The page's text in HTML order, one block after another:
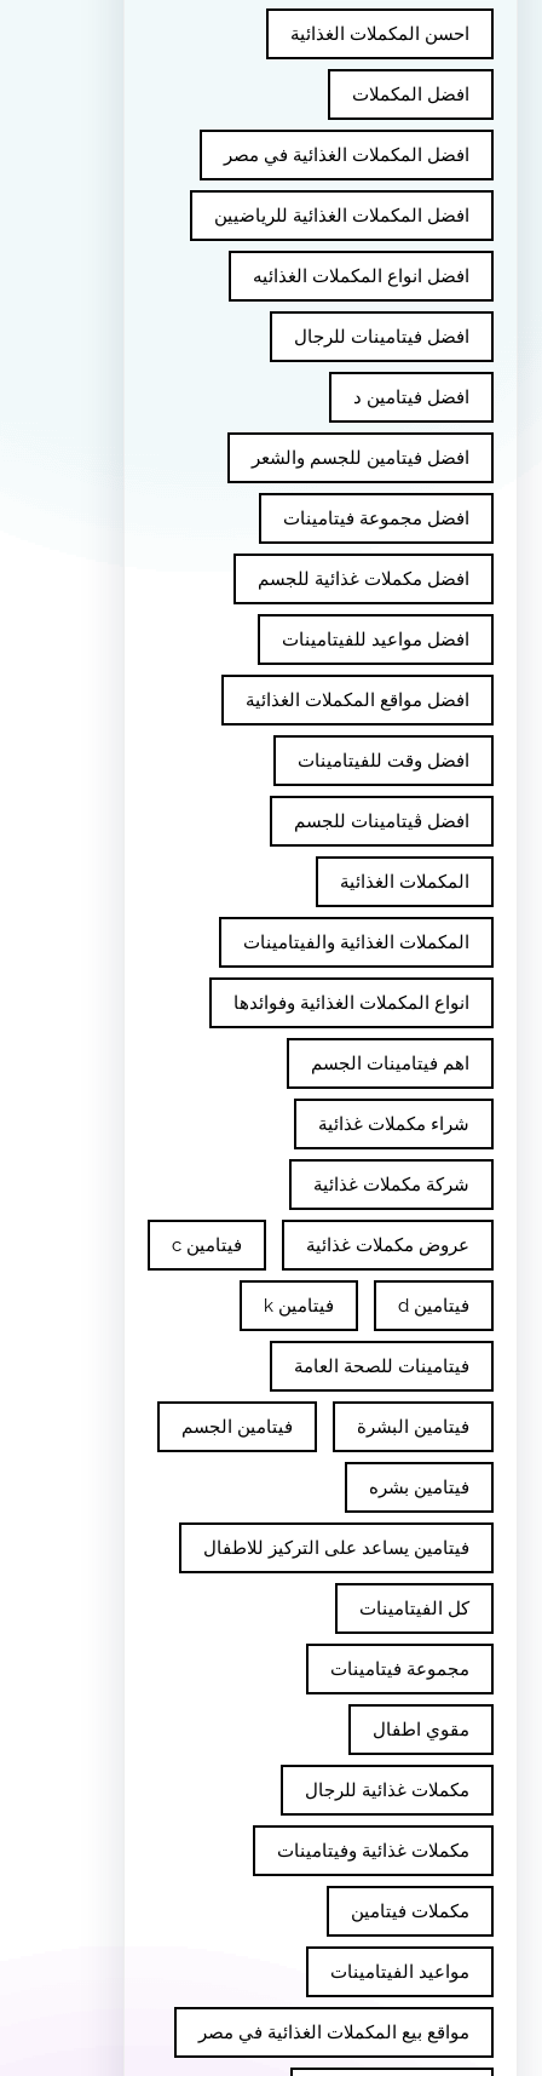
احسن المكملات الغذائية
افضل المكملات
افضل المكملات الغذائية في مصر
افضل المكملات الغذائية للرياضيين
افضل انواع المكملات الغذائيه
افضل فيتامينات للرجال
افضل فيتامين د
افضل فيتامين للجسم والشعر
افضل مجموعة فيتامينات
افضل مكملات غذائية للجسم
افضل مواعيد للفيتامينات
افضل مواقع المكملات الغذائية
افضل وقت للفيتامينات
افضل ڤيتامينات للجسم
المكملات الغذائية
المكملات الغذائية والفيتامينات
انواع المكملات الغذائية وفوائدها
اهم فيتامينات الجسم
شراء مكملات غذائية
شركة مكملات غذائية
عروض مكملات غذائية فيتامين c
فيتامين d فيتامين k
فيتامينات للصحة العامة
فيتامين البشرة فيتامين الجسم
فيتامين بشره
فيتامين يساعد على التركيز للاطفال
كل الفيتامينات
مجموعة فيتامينات
مقوي اطفال
مكملات غذائية للرجال
مكملات غذائية وفيتامينات
مكملات فيتامين
مواعيد الفيتامينات
مواقع بيع المكملات الغذائية في مصر